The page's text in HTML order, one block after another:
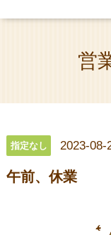
営
指定なし 2023-08-
午前、休業